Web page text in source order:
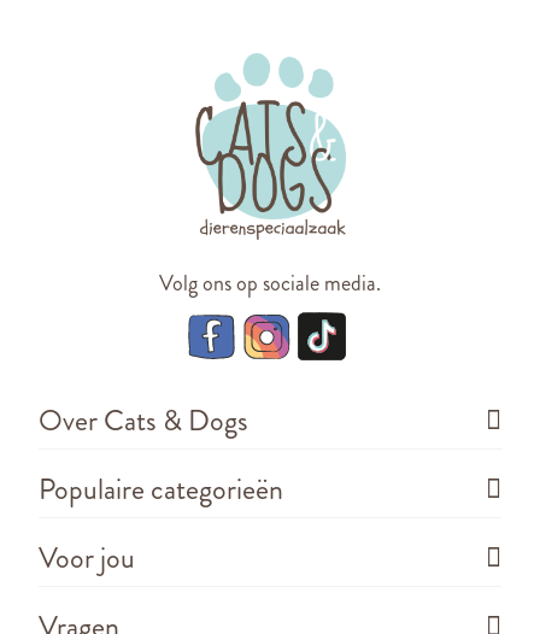
Volg ons op sociale media.
Over Cats & Dogs
Populaire categorieën
Voor jou